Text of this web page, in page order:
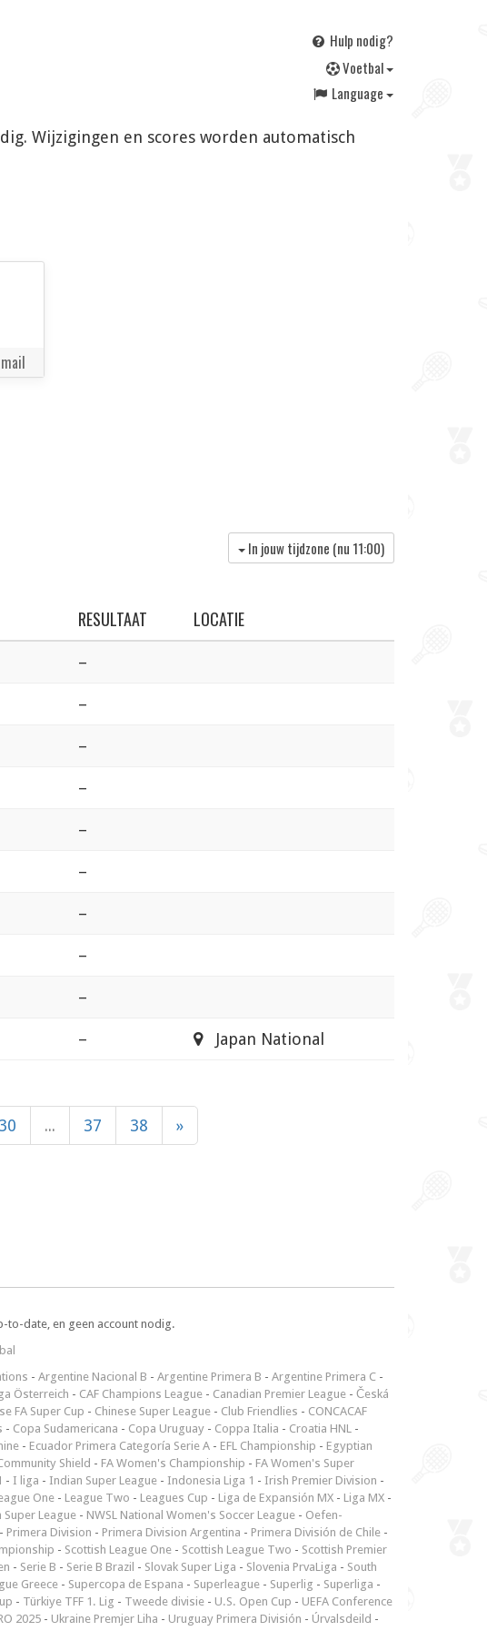
Hulp nodig?
Voetbal
Language
Wijzigingen en scores worden automatisch
In jouw tijdzone (nu 11:00)
RESULTAAT LOCATIE
–
–
–
–
–
–
–
–
–
– Japan National
30 ... 37 38 »
to-date, en geen account nodig.
- Argentine Nacional B - Argentine Primera B - Argentine Primera C -
Österreich - CAF Champions League - Canadian Premier League - Česká
FA Super Cup - Chinese Super League - Club Friendlies - CONCACAF
- Copa Sudamericana - Copa Uruguay - Coppa Italia - Croatia HNL -
- Ecuador Primera Categoría Serie A - EFL Championship - Egyptian
Shield - FA Women's Championship - FA Women's Super
- I liga - Indian Super League - Indonesia Liga 1 - Irish Premier Division -
One - League Two - Leagues Cup - Liga de Expansión MX - Liga MX -
Super League - NWSL National Women's Soccer League - Oefen-
- Primera Division - Primera Division Argentina - Primera División de Chile -
- Scottish League One - Scottish League Two - Scottish Premier
- Serie B - Serie B Brazil - Slovak Super Liga - Slovenia PrvaLiga - South
Greece - Supercopa de Espana - Superleague - Superlig - Superliga -
- Türkiye TFF 1. Lig - Tweede divisie - U.S. Open Cup - UEFA Conference
2025 - Ukraine Premjer Liha - Uruguay Primera División - Úrvalsdeild -